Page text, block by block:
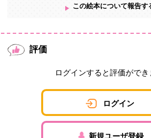
この絵本について報告す
評価
ログインすると評価ができ
ログイン